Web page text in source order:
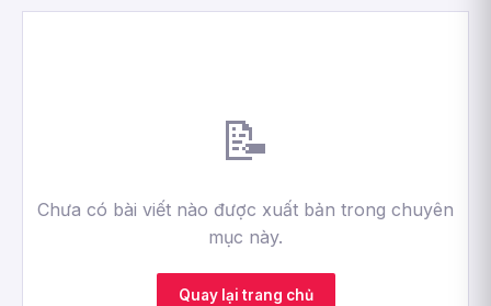
📝
Chưa có bài viết nào được xuất bản trong chuyên
mục này.
Quay lại trang chủ